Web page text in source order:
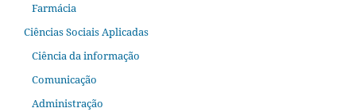
Farmácia
Ciências Sociais Aplicadas
Ciência da informação
Comunicação
Administração